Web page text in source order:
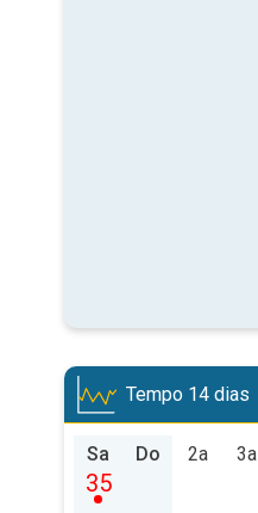
Tempo 14 dias
Sa
35
Do 2a 3a